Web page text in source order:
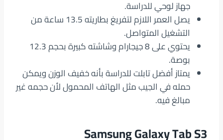
جهاز لوحي للدراسة.
يصل العمر اللازم لتفريغ بطاريته 13.5 ساعة من
التشغيل المتواصل.
يحتوي على 8 جيجارام وشاشته كبيرة بحجم 12.3
بوصة.
يمتاز أفضل تابلت للدراسة بأنه خفيف الوزن ويمكن
حمله في الجيب مثل الهاتف المحمول لأن حجمه غير
مبالغ فيه.
Samsung Galaxy Tab S3